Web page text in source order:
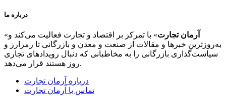
درباره ما
« آرمان تجارت» با تمرکز بر اقتصاد و تجارت فعالیت می‌کند و
به‌روزترین خبرها و مقالات از صنعت و معدن و بازرگانی تا رمزارز و
سیاست‌گذاری بازرگانی را به مخاطبانی که دنبال رویدادهای تجاری
روز هستند قرار می‌دهد.
درباره آرمان تجارت
تماس با آرمان تجارت